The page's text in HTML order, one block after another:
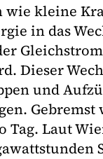
kleine
in das
Dieser
und
Gebremst
Tag. Laut